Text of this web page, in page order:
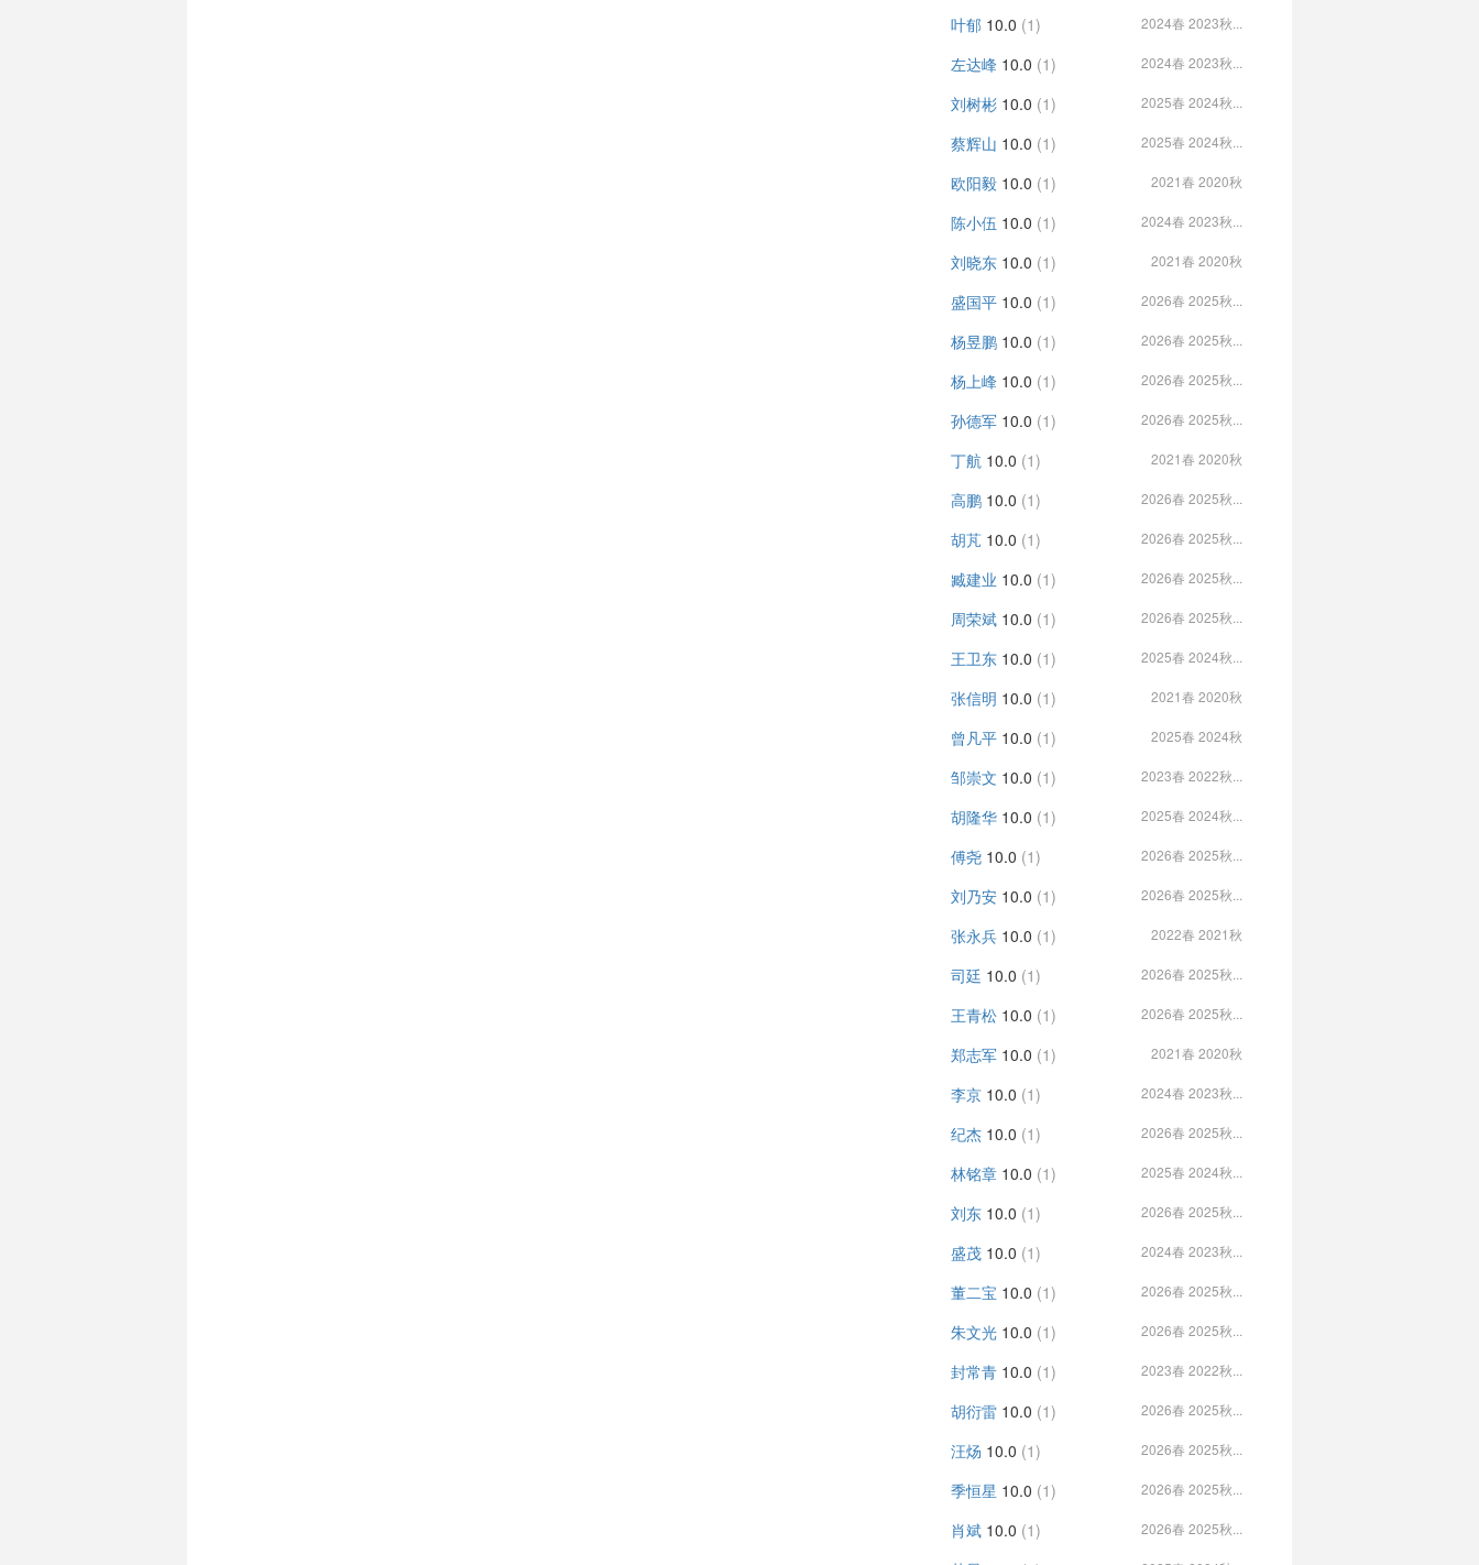
叶郁 10.0 (1) 2024春 2023秋...
左达峰 10.0 (1) 2024春 2023秋...
刘树彬 10.0 (1) 2025春 2024秋...
蔡辉山 10.0 (1) 2025春 2024秋...
欧阳毅 10.0 (1) 2021春 2020秋
陈小伍 10.0 (1) 2024春 2023秋...
刘晓东 10.0 (1) 2021春 2020秋
盛国平 10.0 (1) 2026春 2025秋...
杨昱鹏 10.0 (1) 2026春 2025秋...
杨上峰 10.0 (1) 2026春 2025秋...
孙德军 10.0 (1) 2026春 2025秋...
丁航 10.0 (1) 2021春 2020秋
高鹏 10.0 (1) 2026春 2025秋...
胡芃 10.0 (1) 2026春 2025秋...
臧建业 10.0 (1) 2026春 2025秋...
周荣斌 10.0 (1) 2026春 2025秋...
王卫东 10.0 (1) 2025春 2024秋...
张信明 10.0 (1) 2021春 2020秋
曾凡平 10.0 (1) 2025春 2024秋
邹崇文 10.0 (1) 2023春 2022秋...
胡隆华 10.0 (1) 2025春 2024秋...
傅尧 10.0 (1) 2026春 2025秋...
刘乃安 10.0 (1) 2026春 2025秋...
张永兵 10.0 (1) 2022春 2021秋
司廷 10.0 (1) 2026春 2025秋...
王青松 10.0 (1) 2026春 2025秋...
郑志军 10.0 (1) 2021春 2020秋
李京 10.0 (1) 2024春 2023秋...
纪杰 10.0 (1) 2026春 2025秋...
林铭章 10.0 (1) 2025春 2024秋...
刘东 10.0 (1) 2026春 2025秋...
盛茂 10.0 (1) 2024春 2023秋...
董二宝 10.0 (1) 2026春 2025秋...
朱文光 10.0 (1) 2026春 2025秋...
封常青 10.0 (1) 2023春 2022秋...
胡衍雷 10.0 (1) 2026春 2025秋...
汪炀 10.0 (1) 2026春 2025秋...
季恒星 10.0 (1) 2026春 2025秋...
肖斌 10.0 (1) 2026春 2025秋...